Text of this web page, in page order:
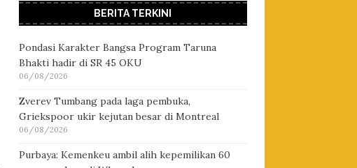
BERITA TERKINI
Pondasi Karakter Bangsa Program Taruna
Bhakti hadir di SR 45 OKU
06/08/2026
Zverev Tumbang pada laga pembuka,
Griekspoor ukir kejutan besar di Montreal
06/08/2026
Purbaya: Kemenkeu ambil alih kepemilikan 60